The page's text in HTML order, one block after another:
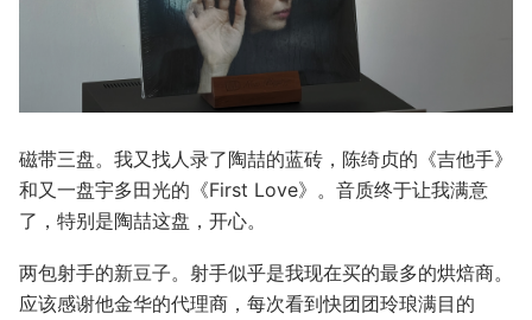
磁带三盘。我又找人录了陶喆的蓝砖，陈绮贞的《吉他手》
和又一盘宇多田光的《First Love》。音质终于让我满意
了，特别是陶喆这盘，开心。
两包射手的新豆子。射手似乎是我现在买的最多的烘焙商。
应该感谢他金华的代理商，每次看到快团团玲琅满目的